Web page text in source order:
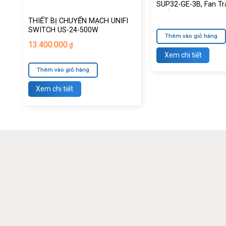
THIẾT BỊ CHUYỂN MẠCH UNIFI
SWITCH US-24-500W
13.400.000 ₫
Thêm vào giỏ hàng
Xem chi tiết
SUP32-GE-3B, Fan
Thêm vào giỏ hàng
Xem chi tiết